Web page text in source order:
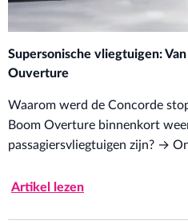
Supersonische vliegtuigen:
Ouverture
Waarom werd de Concorde
Boom Overture binnenkort
passagiersvliegtuigen zijn? →
Artikel lezen